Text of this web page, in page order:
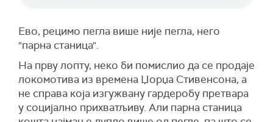
Ево, рецимо пегла више није пегла, него
"парна станица".
На прву лопту, неко би помислио да се продаје
локомотива из времена Џорџа Стивенсона, а
не справа која изгужвану гардеробу претвара
у социјално прихватљиву. Али парна станица